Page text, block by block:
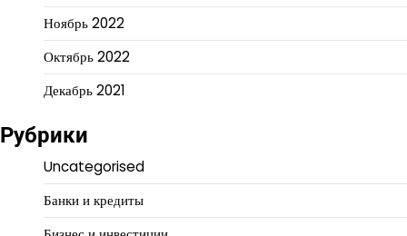
Ноябрь 2022
Октябрь 2022
Декабрь 2021
Рубрики
Uncategorised
Банки и кредиты